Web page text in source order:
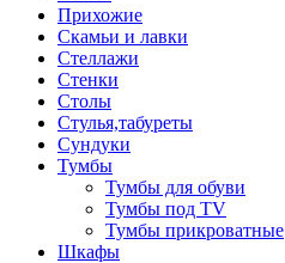
Прихожие
Скамьи и лавки
Стеллажи
Стенки
Столы
Стулья,табуреты
Сундуки
Тумбы
Тумбы для обуви
Тумбы под TV
Тумбы прикроватные
Шкафы